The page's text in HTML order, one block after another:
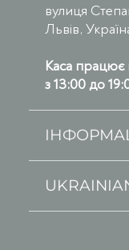
вулиця
Львів,
Каса
з 13:00 до